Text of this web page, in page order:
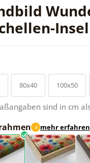
80x40 100x50
sind in cm
i mehr erfahren